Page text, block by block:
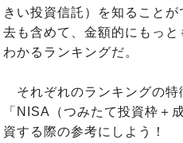
きい投資信託）を知ること
去も含めて、金額的にもっ
わかるランキングだ。
それぞれのランキングの特
「NISA（つみたて投資枠＋
資する際の参考にしよう！